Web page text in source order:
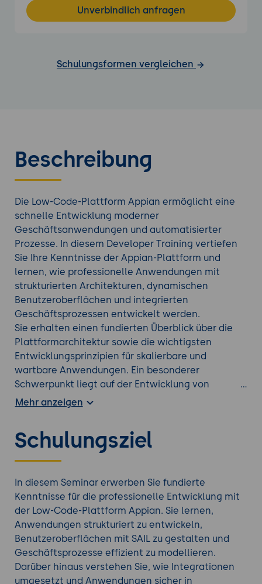
Unverbindlich anfragen
Schulungsformen vergleichen
Beschreibung
Die Low-Code-Plattform Appian ermöglicht eine
schnelle Entwicklung moderner
Geschäftsanwendungen und automatisierter
Prozesse. In diesem Developer Training vertiefen
Sie Ihre Kenntnisse der Appian-Plattform und
lernen, wie professionelle Anwendungen mit
strukturierten Architekturen, dynamischen
Benutzeroberflächen und integrierten
Geschäftsprozessen entwickelt werden.
Sie erhalten einen fundierten Überblick über die
Plattformarchitektur sowie die wichtigsten
Entwicklungsprinzipien für skalierbare und
wartbare Anwendungen. Ein besonderer
Schwerpunkt liegt auf der Entwicklung von
Benutzeroberflächen mit SAIL (Self-Assembling
Anwendungen.
Darüber hinaus lernen Sie, wie Prozesse
Anwendungen sicher in unterschiedliche
Umgebungen deployt werden. Themen wie
Security, Best Practices und fortgeschrittene
Entwicklungstechniken ergänzen das Seminar.
Praktische Übungen helfen Ihnen, die Inhalte
direkt anzuwenden und Ihr Wissen zu vertiefen.
Nach dem Seminar sind Sie in der Lage,
komplexere Appian-Anwendungen zu entwickeln
Mehr anzeigen
Schulungsziel
In diesem Seminar erwerben Sie fundierte
Kenntnisse für die professionelle Entwicklung mit
der Low-Code-Plattform Appian. Sie lernen,
Anwendungen strukturiert zu entwickeln,
Benutzeroberflächen mit SAIL zu gestalten und
Geschäftsprozesse effizient zu modellieren.
Darüber hinaus verstehen Sie, wie Integrationen
umgesetzt und Anwendungen sicher in